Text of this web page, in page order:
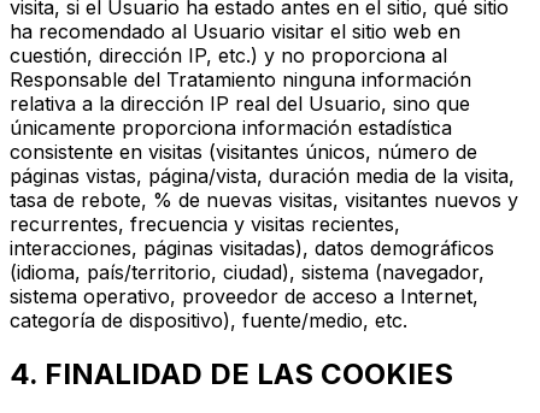
visita, si el Usuario ha estado antes en el sitio, qué sitio
ha recomendado al Usuario visitar el sitio web en
cuestión, dirección IP, etc.) y no proporciona al
Responsable del Tratamiento ninguna información
relativa a la dirección IP real del Usuario, sino que
únicamente proporciona información estadística
consistente en visitas (visitantes únicos, número de
páginas vistas, página/vista, duración media de la visita,
tasa de rebote, % de nuevas visitas, visitantes nuevos y
recurrentes, frecuencia y visitas recientes,
interacciones, páginas visitadas), datos demográficos
(idioma, país/territorio, ciudad), sistema (navegador,
sistema operativo, proveedor de acceso a Internet,
categoría de dispositivo), fuente/medio, etc.
4. FINALIDAD DE LAS COOKIES